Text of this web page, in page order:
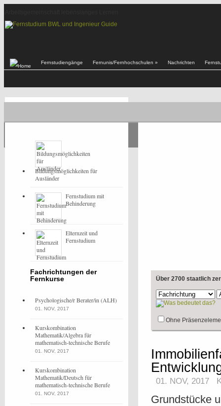
Fernstudiengänge Fernunis/Fernhochschulen » Nachrichten
Über 2700 staatlich
Ohne
01. NOV, 2017
Grundstücke
Bildungsmöglichkeiten für
Ausländer
Fernstudium mit
Behinderung
Elternzeit und
Fernstudium
Fachrichtungen der
Fernkurse
Psychologische/r Berater/in (ALH)
01. NOV, 2017
Kurskombination
Mathematik/Algebra für
mathematisch-technische Berufe
01. NOV, 2017
Kurskombination
Mathematik/Deutsch für
mathematisch-technische Berufe
01. NOV, 2017